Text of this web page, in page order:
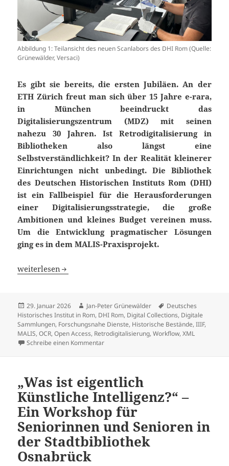
Abbildung 1: Teilansicht des neuen Scanlabors des DHI Rom (Quelle:
Grünewälder, Versaci)
Es gibt sie bereits, die ersten Jubiläen. An der
ETH Zürich freut man sich über 15 Jahre e-rara,
in München beeindruckt das
Digitalisierungszentrum (MDZ) mit seinen
nahezu 30 Jahren. Ist Retrodigitalisierung in
Bibliotheken also längst eine
Selbstverständlichkeit? In der Realität kleinerer
Einrichtungen nicht unbedingt. Die Bibliothek
des Deutschen Historischen Instituts Rom (DHI)
ist ein Fallbeispiel für die Herausforderungen
einer Digitalisierungsstrategie, die große
Ambitionen und kleines Budget vereinen muss.
Um die Entwicklung pragmatischer Lösungen
ging es in dem MALIS-Praxisprojekt.
Retro Style! Workflows und Infrastrukturen zur
weiterlesen
Veröffentlicht
am
29. Januar 2026 Autor
Jan-Peter Grünewälder Schlagwörter
Deutsches
Historisches Institut in Rom, DHI Rom, Digital Collections, Digitale
Sammlungen, Forschungsnahe Dienste, Historische Bestände,IIIF,
MALIS,OCR,Open Access, Retrodigitalisierung,Workflow,XML
Schreibe einen Kommentarzu Retro Style! Workflows und
„Was ist eigentlich
Künstliche Intelligenz?“ –
Ein Workshop für
Seniorinnen und Senioren in
der Stadtbibliothek
Osnabrück